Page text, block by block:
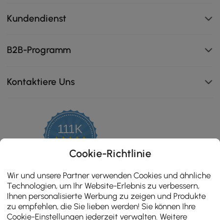
Kundendienst
B2B-Programm
Kontaktiere Uns
111K
4.8
star
rating
ZERTIFIZIERTE BEWERTUNGEN
Cookie-Richtlinie
Wir und unsere Partner verwenden Cookies und ähnliche
Technologien, um Ihr Website-Erlebnis zu verbessern,
Ihnen personalisierte Werbung zu zeigen und Produkte
zu empfehlen, die Sie lieben werden! Sie können Ihre
Cookie-Einstellungen jederzeit verwalten. Weitere